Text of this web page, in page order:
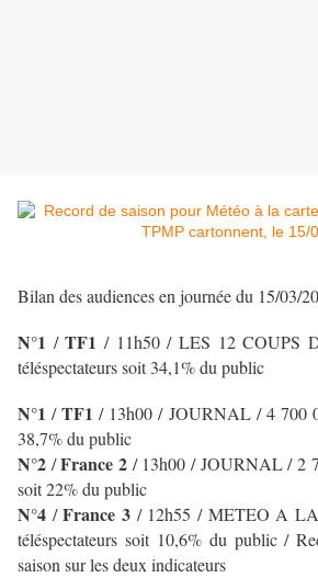
Bilan des audiences en journée du 15/03/
N°1 /TF1 / 11h50 / LES 12 COUPS
téléspectateurs soit 34,1% du public
N°1 /TF1 / 13h00 / JOURNAL / 4 700
38,7% du public
N°2 /France 2 / 13h00 / JOURNAL / 2
soit 22% du public
N°4 /France 3 / 12h55 / METEO A
téléspectateurs soit 10,6% du public /
saison sur les deux indicateurs